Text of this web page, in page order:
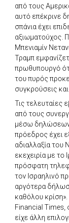
από τους
αυτό επέκρινε
σπάνια έχει
αξιωματούχος.
Μπενιαμίν
Τραμπ
πρωθυπουργό
του πυρός
συγκρούσεις και
Τις τελευταίες
από τους
μέσω δηλώσεων
πρόεδρος έχει
αδιαλλαξία του
εκεχειρία με
πρόσφατη
τον Ισραηλινό
αργότερα
καθόλου κρίση».
Financial Times,
είχε άλλη